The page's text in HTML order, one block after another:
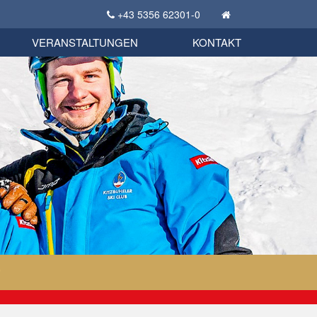
+43 5356 62301-0
KSC Sportgeschichte
Bekleidungsshop
VERANSTALTUNGEN KONTAKT